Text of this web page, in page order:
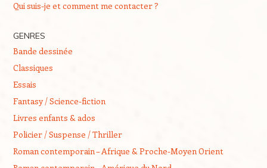
Qui suis-je et comment me contacter ?
GENRES
Bande dessinée
Classiques
Essais
Fantasy / Science-fiction
Livres enfants & ados
Policier / Suspense / Thriller
Roman contemporain – Afrique & Proche-Moyen Orient